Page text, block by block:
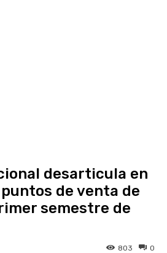
desarticula en
de venta de
semestre de
0
803